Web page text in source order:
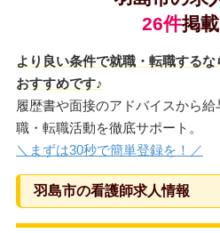
26件掲載
より良い条件で就職・転職する
おすすめです♪
履歴書や面接のアドバイスから
職・転職活動を徹底サポート。
＼まずは30秒で簡単登録を！／
羽島市の看護師求人情報